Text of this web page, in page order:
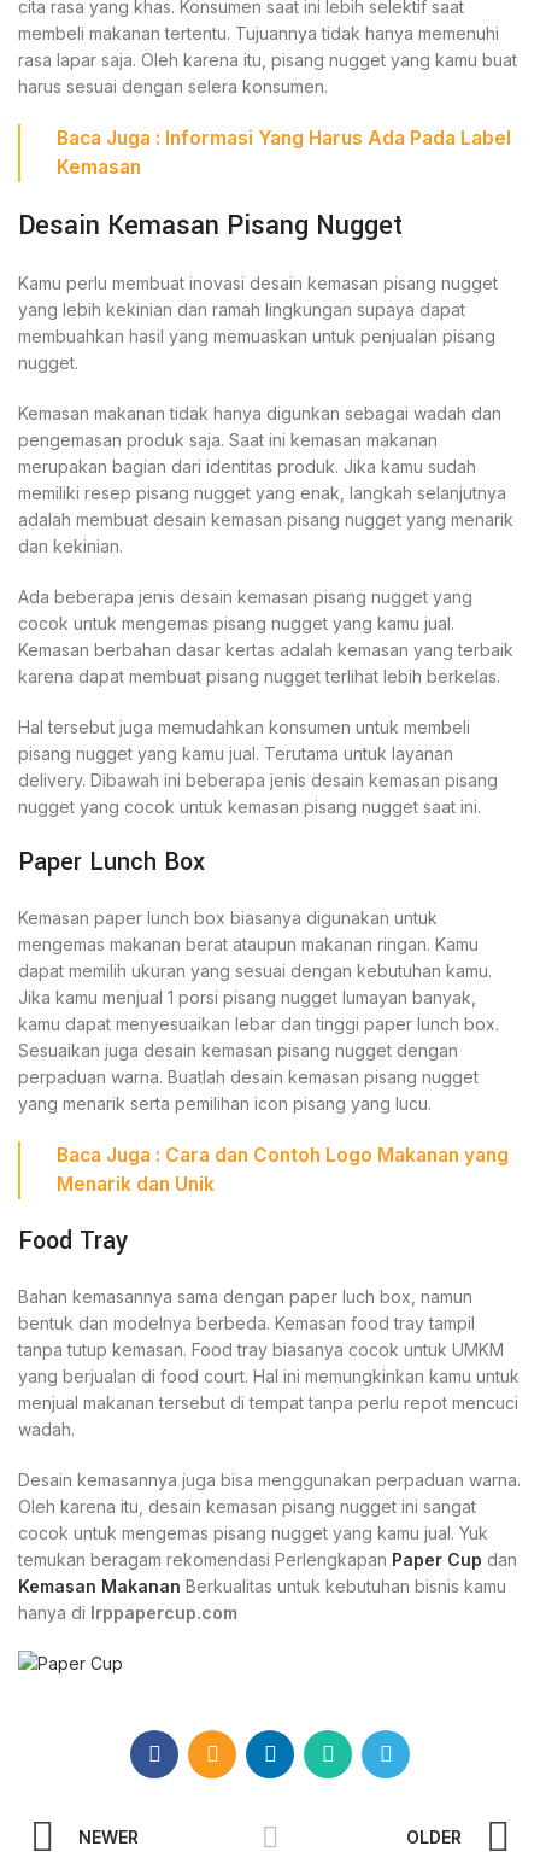
cita rasa yang khas. Konsumen saat ini lebih selektif saat
membeli makanan tertentu. Tujuannya tidak hanya memenuhi
rasa lapar saja. Oleh karena itu, pisang nugget yang kamu buat
harus sesuai dengan selera konsumen.
Baca Juga : Informasi Yang Harus Ada Pada Label
Kemasan
Desain Kemasan Pisang Nugget
Kamu perlu membuat inovasi desain kemasan pisang nugget
yang lebih kekinian dan ramah lingkungan supaya dapat
membuahkan hasil yang memuaskan untuk penjualan pisang
nugget.
Kemasan makanan tidak hanya digunkan sebagai wadah dan
pengemasan produk saja. Saat ini kemasan makanan
merupakan bagian dari identitas produk. Jika kamu sudah
memiliki resep pisang nugget yang enak, langkah selanjutnya
adalah membuat desain kemasan pisang nugget yang menarik
dan kekinian.
Ada beberapa jenis desain kemasan pisang nugget yang
cocok untuk mengemas pisang nugget yang kamu jual.
Kemasan berbahan dasar kertas adalah kemasan yang terbaik
karena dapat membuat pisang nugget terlihat lebih berkelas.
Hal tersebut juga memudahkan konsumen untuk membeli
pisang nugget yang kamu jual. Terutama untuk layanan
delivery. Dibawah ini beberapa jenis desain kemasan pisang
nugget yang cocok untuk kemasan pisang nugget saat ini.
Paper Lunch Box
Kemasan paper lunch box biasanya digunakan untuk
mengemas makanan berat ataupun makanan ringan. Kamu
dapat memilih ukuran yang sesuai dengan kebutuhan kamu.
Jika kamu menjual 1 porsi pisang nugget lumayan banyak,
kamu dapat menyesuaikan lebar dan tinggi paper lunch box.
Sesuaikan juga desain kemasan pisang nugget dengan
perpaduan warna. Buatlah desain kemasan pisang nugget
yang menarik serta pemilihan icon pisang yang lucu.
Baca Juga : Cara dan Contoh Logo Makanan yang
Menarik dan Unik
Food Tray
Bahan kemasannya sama dengan paper luch box, namun
bentuk dan modelnya berbeda. Kemasan food tray tampil
tanpa tutup kemasan. Food tray biasanya cocok untuk UMKM
yang berjualan di food court. Hal ini memungkinkan kamu untuk
menjual makanan tersebut di tempat tanpa perlu repot mencuci
wadah.
Desain kemasannya juga bisa menggunakan perpaduan warna.
Oleh karena itu, desain kemasan pisang nugget ini sangat
cocok untuk mengemas pisang nugget yang kamu jual. Yuk
temukan beragam rekomendasi Perlengkapan Paper Cup dan
Kemasan Makanan Berkualitas untuk kebutuhan bisnis kamu
hanya di Irppapercup.com
NEWER OLDER